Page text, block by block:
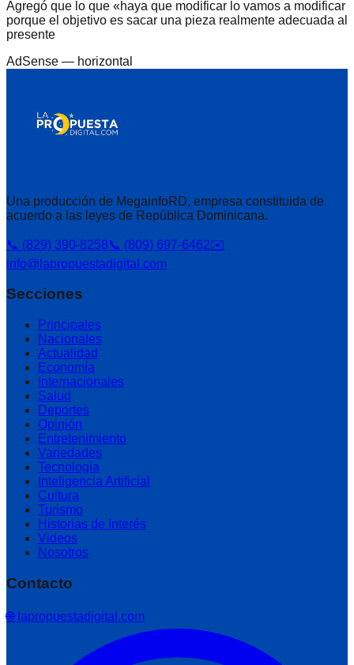
Agregó que lo que «haya que modificar lo vamos a modificar
porque el objetivo es sacar una pieza realmente adecuada al
presente
AdSense — horizontal
Una producción de MegainfoRD, empresa constituida de
acuerdo a las leyes de República Dominicana.
📞 (829) 390-8258📞 (809) 697-6462✉️
info@lapropuestadigital.com
Secciones
Principales
Nacionales
Actualidad
Economía
Internacionales
Salud
Deportes
Opinión
Entretenimiento
Variedades
Tecnología
Inteligencia Artificial
Cultura
Turismo
Historias de Interés
Videos
Nosotros
Contacto
🌐 lapropuestadigital.com